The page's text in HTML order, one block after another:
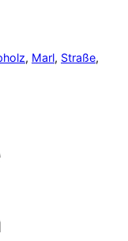
, Marl, Straße